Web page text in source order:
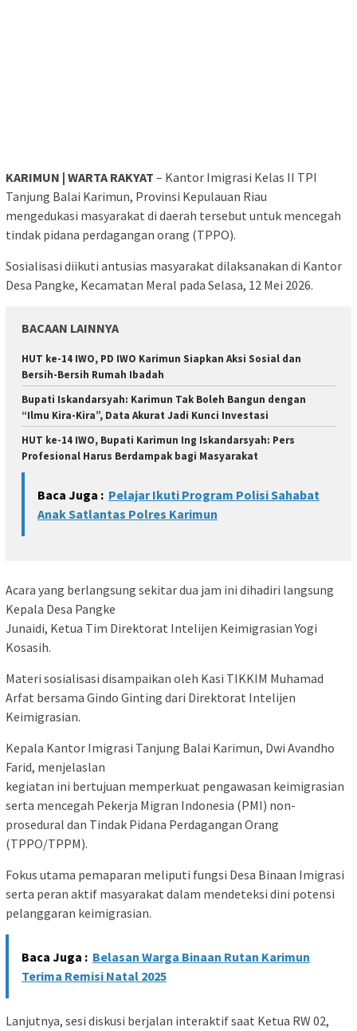
KARIMUN | WARTA RAKYAT – Kantor Imigrasi Kelas II TPI
Tanjung Balai Karimun, Provinsi Kepulauan Riau
mengedukasi masyarakat di daerah tersebut untuk mencegah
tindak pidana perdagangan orang (TPPO).
Sosialisasi diikuti antusias masyarakat dilaksanakan di Kantor
Desa Pangke, Kecamatan Meral pada Selasa, 12 Mei 2026.
BACAAN LAINNYA
HUT ke-14 IWO, PD IWO Karimun Siapkan Aksi Sosial dan
Bersih-Bersih Rumah Ibadah
Bupati Iskandarsyah: Karimun Tak Boleh Bangun dengan
“Ilmu Kira-Kira”, Data Akurat Jadi Kunci Investasi
HUT ke-14 IWO, Bupati Karimun Ing Iskandarsyah: Pers
Profesional Harus Berdampak bagi Masyarakat
Baca Juga : Pelajar Ikuti Program Polisi Sahabat
Anak Satlantas Polres Karimun
Acara yang berlangsung sekitar dua jam ini dihadiri langsung
Kepala Desa Pangke
Junaidi, Ketua Tim Direktorat Intelijen Keimigrasian Yogi
Kosasih.
Materi sosialisasi disampaikan oleh Kasi TIKKIM Muhamad
Arfat bersama Gindo Ginting dari Direktorat Intelijen
Keimigrasian.
Kepala Kantor Imigrasi Tanjung Balai Karimun, Dwi Avandho
Farid, menjelaslan
kegiatan ini bertujuan memperkuat pengawasan keimigrasian
serta mencegah Pekerja Migran Indonesia (PMI) non-
prosedural dan Tindak Pidana Perdagangan Orang
(TPPO/TPPM).
Fokus utama pemaparan meliputi fungsi Desa Binaan Imigrasi
serta peran aktif masyarakat dalam mendeteksi dini potensi
pelanggaran keimigrasian.
Baca Juga : Belasan Warga Binaan Rutan Karimun
Terima Remisi Natal 2025
Lanjutnya, sesi diskusi berjalan interaktif saat Ketua RW 02,